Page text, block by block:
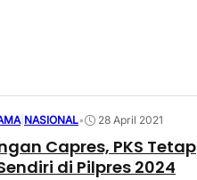
NASIONAL• 28 April 2021
Capres, PKS Tetap
di Pilpres 2024